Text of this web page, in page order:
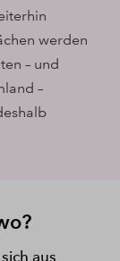
werden
– und
–
aus